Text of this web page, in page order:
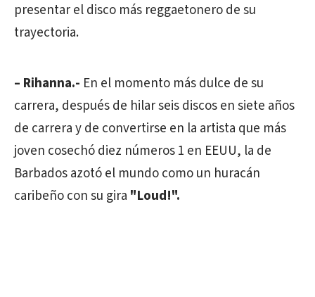
presentar el disco más reggaetonero de su
trayectoria.
– Rihanna.- En el momento más dulce de su
carrera, después de hilar seis discos en siete años
de carrera y de convertirse en la artista que más
joven cosechó diez números 1 en EEUU, la de
Barbados azotó el mundo como un huracán
caribeño con su gira "Loud!".